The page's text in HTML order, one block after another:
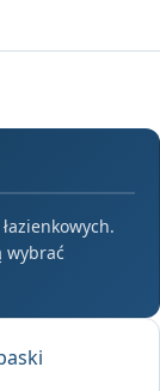
wybrać